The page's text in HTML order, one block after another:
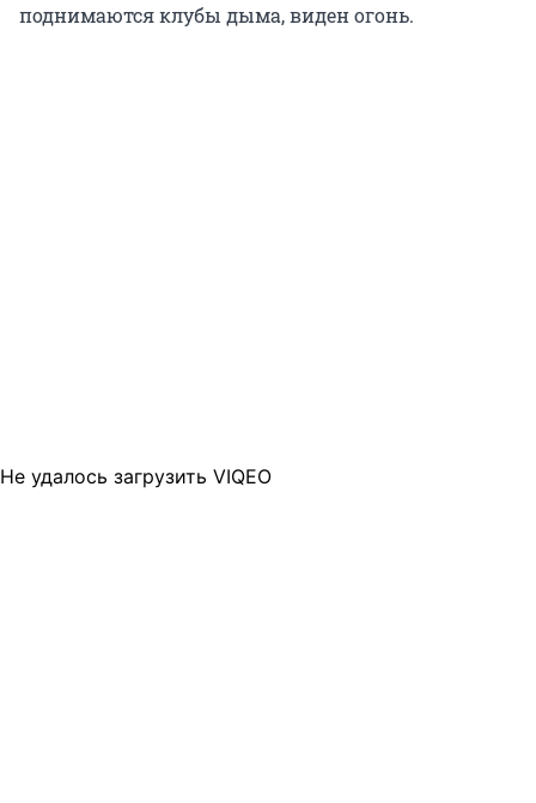
поднимаются клубы дыма, виден огонь.
Не удалось загрузить VIQEO